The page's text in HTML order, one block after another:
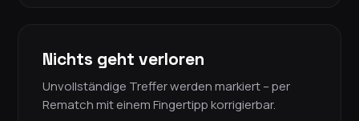
Nichts geht verloren
Unvollständige Treffer werden markiert – per
Rematch mit einem Fingertipp korrigierbar.